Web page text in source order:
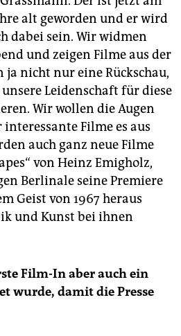
alt geworden und er wird
dabei sein. Wir widmen
und zeigen Filme aus der
ja nicht nur eine Rückschau,
Leidenschaft für diese
Wir wollen die Augen
Filme es aus
auch ganz neue Filme
von Heinz Emigholz,
Berlinale seine Premiere
Geist von 1967 heraus
und Kunst bei ihnen
Film-In aber auch ein
wurde, damit die Presse